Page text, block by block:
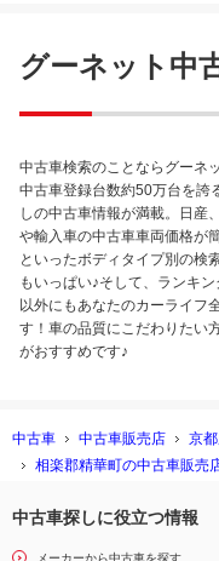
グーネット中
中古車検索のことならグーネ
中古車登録台数約50万台を誇
しの中古車情報が満載。日産
や輸入車の中古車車両価格が
といったボディタイプ別の検
もいっぱい♪そして、ランキ
以外にもあなたのカーライフ
す！車の品質にこだわりたい
がおすすめです♪
中古車 中古車販売店
京
相楽郡精華町の中古車販売
中古車探しに役立つ情報
メーカーから中古車を探す